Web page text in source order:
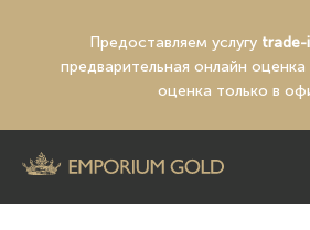
Предоставляем услугу trade-
предварительная онлайн
оценка только в